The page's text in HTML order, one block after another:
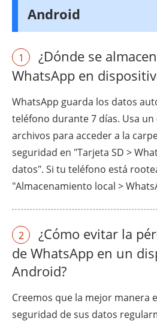
Android
1
¿Dónde se
WhatsApp en
WhatsApp guarda los datos
teléfono durante 7 días. Usa
archivos para acceder a la
seguridad en "Tarjeta SD >
datos". Si tu teléfono está
"Almacenamiento local >
2
¿Cómo evitar la
de WhatsApp en un
Android?
Creemos que la mejor manera
seguridad de sus datos